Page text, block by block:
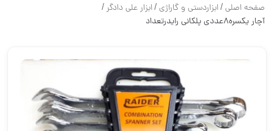
صفحه اصلی/ابزاردستی و گاراژی/ابزار علی دادگر/
آچار یکسره8عددی پلکانی رایدرتعداد